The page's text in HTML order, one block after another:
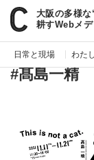
大阪の多様な
耕すWebメ
日常と現場 わた
paperC タグ 髙
#髙島一精